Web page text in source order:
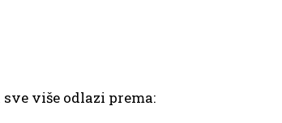
više odlazi prema: